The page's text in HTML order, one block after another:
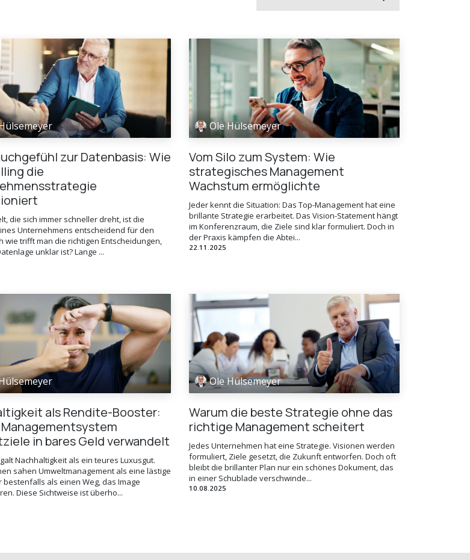
zur Datenbasis: Wie
die
die sich immer schneller dreht, ist die
Unternehmens entscheidend für den
wie trifft man die richtigen Entscheidungen,
unklar ist? Lange ...
Ole Hülsemeyer
Vom Silo zum System: Wie
strategisches Management
Wachstum ermöglichte
Jeder kennt die Situation: Das Top-Management hat eine
brillante Strategie erarbeitet. Das Vision-Statement hängt
im Konferenzraum, die Ziele sind klar formuliert. Doch in
der Praxis kämpfen die Abtei...
22.11.2025
als Rendite-Booster:
in bares Geld verwandelt
Nachhaltigkeit als ein teures Luxusgut.
sahen Umweltmanagement als eine lästige
bestenfalls als einen Weg, das Image
Diese Sichtweise ist überho...
Ole Hülsemeyer
Warum die beste Strategie ohne das
richtige Management scheitert
Jedes Unternehmen hat eine Strategie. Visionen werden
formuliert, Ziele gesetzt, die Zukunft entworfen. Doch oft
bleibt die brillanter Plan nur ein schönes Dokument, das
in einer Schublade verschwinde...
10.08.2025